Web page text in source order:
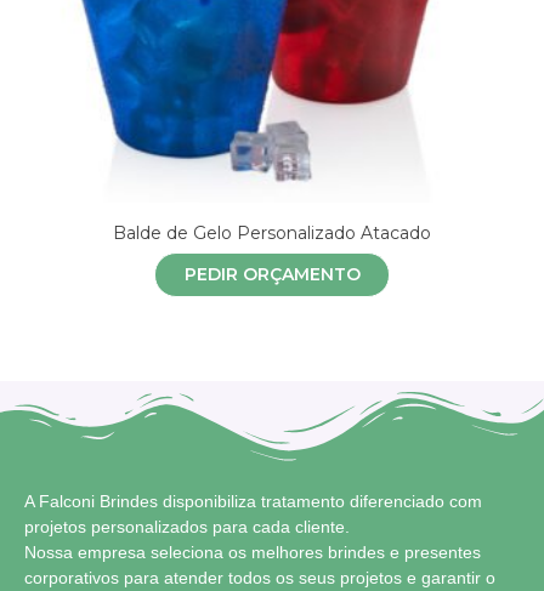
Balde de Gelo Personalizado Atacado
PEDIR ORÇAMENTO
A Falconi Brindes disponibiliza tratamento diferenciado com
projetos personalizados para cada cliente.
Nossa empresa seleciona os melhores brindes e presentes
corporativos para atender todos os seus projetos e garantir o